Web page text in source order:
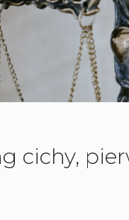
cichy,